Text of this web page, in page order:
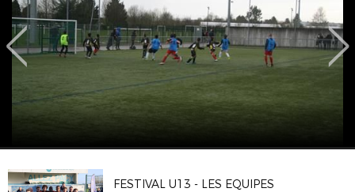
FESTIVAL U13 - LES EQUIPES